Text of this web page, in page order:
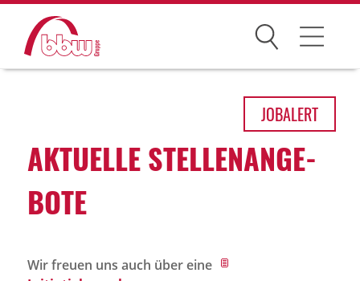
Suchen
Über uns
JOBALERT
AKTU­ELLE STEL­LEN­AN­GE­
BOTE
Wir freuen uns auch über eine